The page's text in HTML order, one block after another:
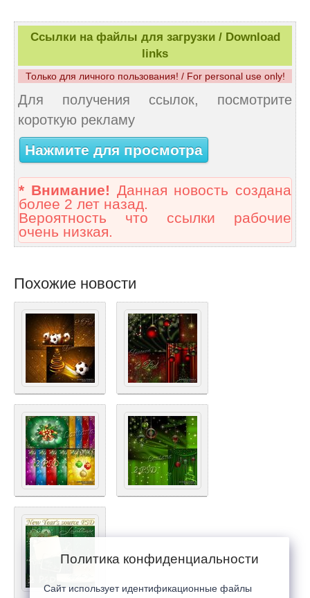
Ссылки на файлы для загрузки / Download
links
Только для личного пользования! / For personal use only!
Для получения ссылок, посмотрите
короткую рекламу
Нажмите для просмотра
* Внимание! Данная новость создана
более 2 лет назад.
Вероятность что ссылки рабочие
очень низкая.
Похожие новости
Политика конфиденциальности
Сайт использует идентификационные файлы